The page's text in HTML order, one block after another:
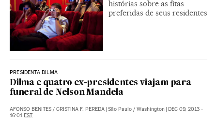
histórias sobre as fitas
preferidas de seus residentes
PRESIDENTA DILMA
Dilma e quatro ex-presidentes viajam para
funeral de Nelson Mandela
AFONSO BENITES / CRISTINA F. PEREDA | São Paulo / Washington | DEC 09, 2013 -
16:01EST